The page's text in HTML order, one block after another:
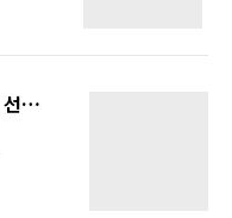
트위터 정보는 휘발성이다. 찰라의 선택이다.